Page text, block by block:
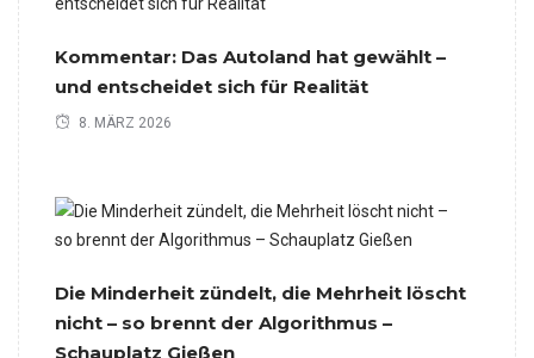
Kommentar: Das Autoland hat gewählt –
und entscheidet sich für Realität
8. MÄRZ 2026
Die Minderheit zündelt, die Mehrheit löscht
nicht – so brennt der Algorithmus –
Schauplatz Gießen